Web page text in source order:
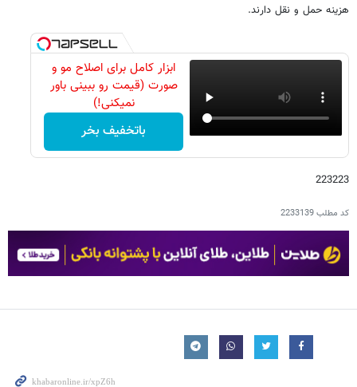
هزینه حمل و نقل دارند.
ابزار کامل برای اصلاح مو و
صورت (قیمت رو ببینی باور
نمیکنی!)
باتخفیف بخر
223223
کد مطلب2233139